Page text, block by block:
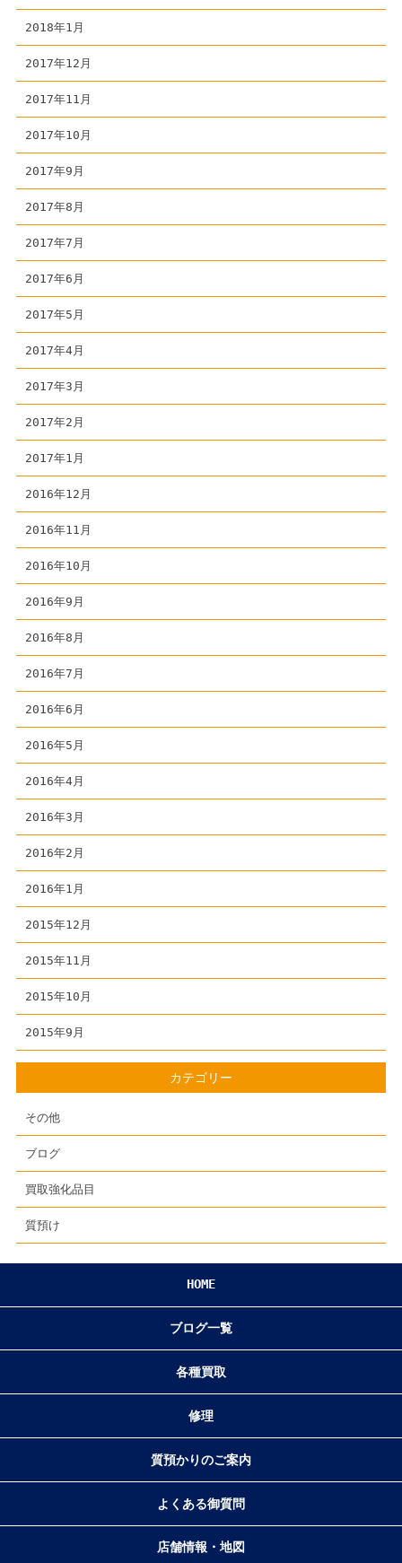
2018年1月
2017年12月
2017年11月
2017年10月
2017年9月
2017年8月
2017年7月
2017年6月
2017年5月
2017年4月
2017年3月
2017年2月
2017年1月
2016年12月
2016年11月
2016年10月
2016年9月
2016年8月
2016年7月
2016年6月
2016年5月
2016年4月
2016年3月
2016年2月
2016年1月
2015年12月
2015年11月
2015年10月
2015年9月
カテゴリー
その他
ブログ
買取強化品目
質預け
HOME
ブログ一覧
各種買取
修理
質預かりのご案内
よくある御質問
店舗情報・地図